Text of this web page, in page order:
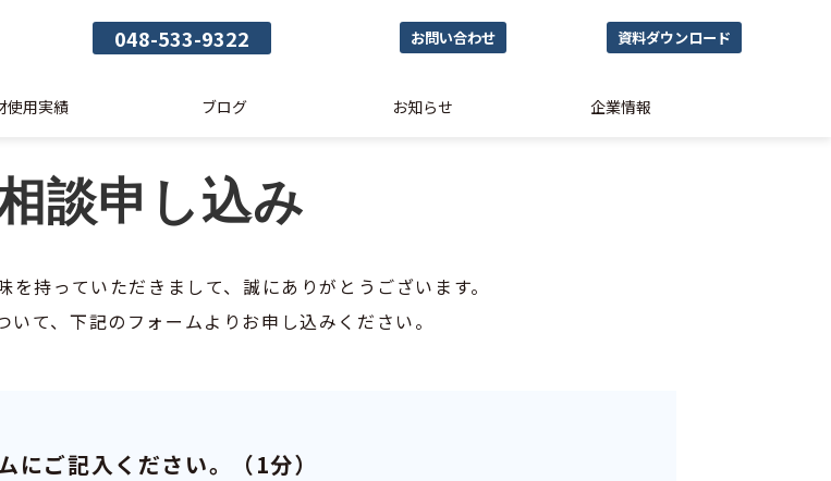
048-533-9322 お問い合わせ 資料ダウンロード
使用実績 ブログ お知らせ 企業情報
談申し込み
持っていただきまして、誠にありがとうございます。
て、下記のフォームよりお申し込みください。
にご記入ください。（1分）